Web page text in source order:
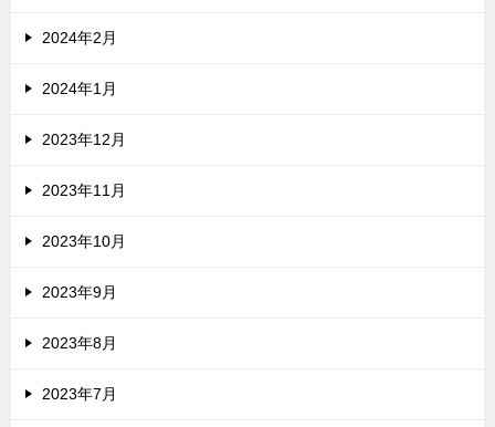
2024年2月
2024年1月
2023年12月
2023年11月
2023年10月
2023年9月
2023年8月
2023年7月